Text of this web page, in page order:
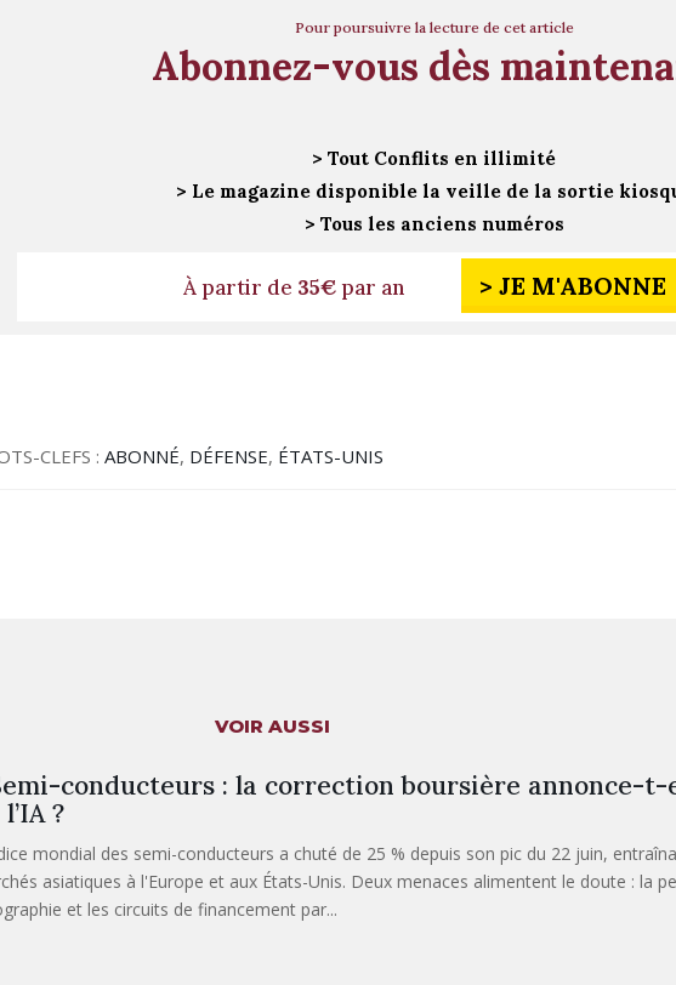
Pour poursuivre la lecture de cet article
Abonnez-vous dès
> Tout Conflits en illimité
> Le magazine disponible la veille de la sortie
> Tous les anciens numéros
À partir de 35€par an > JE M'ABONNE
CLEFS :ABONNÉ, DÉFENSE, ÉTATS-UNIS
VOIR AUSSI
conducteurs : la correction boursière annonce-t-
?
mondial des semi-conducteurs a chuté de 25 % depuis son pic du 22 juin,
asiatiques à l'Europe et aux États-Unis. Deux menaces alimentent le doute : la
et les circuits de financement par...